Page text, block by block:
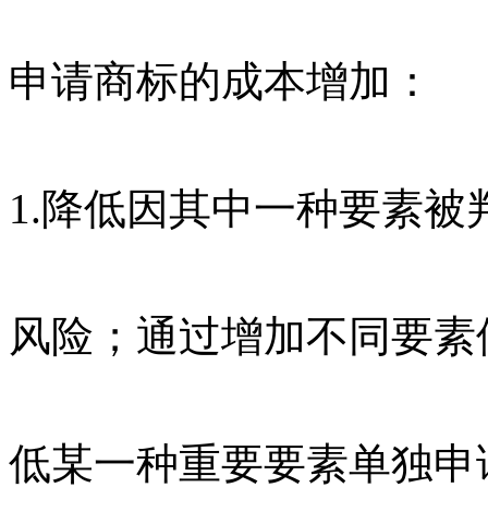
申请商标的成本增加：
1.降低因其中一种要素
风险；通过增加不同要
低某一种重要要素单独